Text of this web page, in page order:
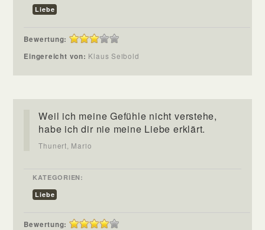
Liebe
Bewertung:
Eingereicht von: Klaus Seibold
Weil ich meine Gefühle nicht verstehe,
habe ich dir nie meine Liebe erklärt.
Thunert, Mario
KATEGORIEN:
Liebe
Bewertung: